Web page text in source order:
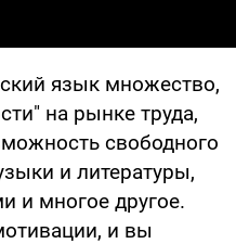
язык множество,
на рынке труда,
свободного
и литературы,
и многое другое.
и вы